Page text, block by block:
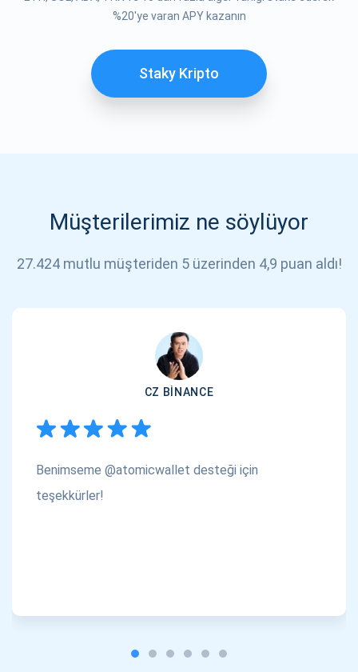
%20'ye varan APY kazanın
Staky Kripto
Müşterilerimiz ne söylüyor
27.424 mutlu müşteriden 5 üzerinden 4,9 puan aldı!
CZ BINANCE
Benimseme @atomicwallet desteği için
teşekkürler!